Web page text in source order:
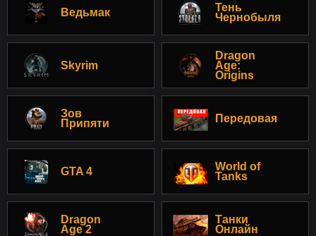
Ведьмак
Тень
Чернобыля
Skyrim
Dragon
Age:
Origins
Зов
Припяти
Передовая
GTA 4
World of
Tanks
Dragon
Age 2
Танки
Онлайн